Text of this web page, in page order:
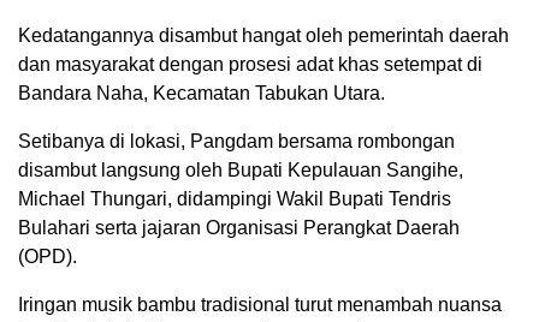
Kedatangannya disambut hangat oleh pemerintah daerah
dan masyarakat dengan prosesi adat khas setempat di
Bandara Naha, Kecamatan Tabukan Utara.
Setibanya di lokasi, Pangdam bersama rombongan
disambut langsung oleh Bupati Kepulauan Sangihe,
Michael Thungari, didampingi Wakil Bupati Tendris
Bulahari serta jajaran Organisasi Perangkat Daerah
(OPD).
Iringan musik bambu tradisional turut menambah nuansa